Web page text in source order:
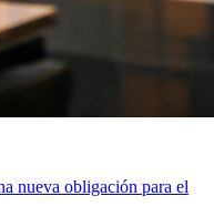
nueva obligación para el